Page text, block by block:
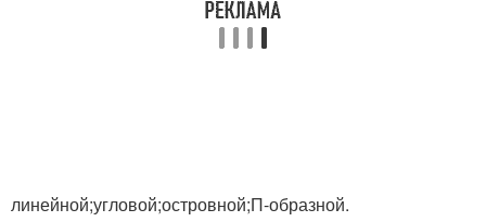
линейной;угловой;островной;П-образной.